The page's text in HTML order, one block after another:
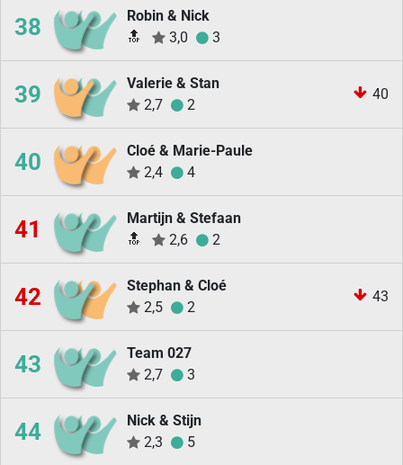
38
Robin & Nick
🔝
3,0 3
39
Valerie & Stan
2,7
2
40
40
Cloé & Marie-Paule
2,4
4
41
Martijn & Stefaan
🔝
2,6 2
42
Stephan & Cloé
2,5
2
43
43
Team 027
2,7
3
44
Nick & Stijn
2,3
5